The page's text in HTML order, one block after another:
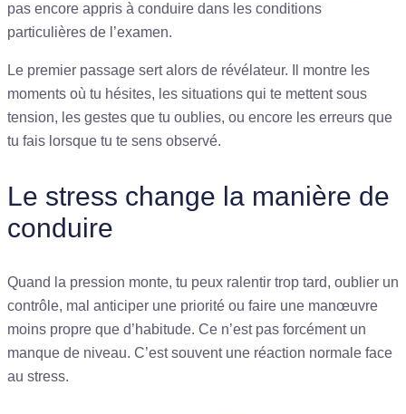
pas encore appris à conduire dans les conditions
particulières de l’examen.
Le premier passage sert alors de révélateur. Il montre les
moments où tu hésites, les situations qui te mettent sous
tension, les gestes que tu oublies, ou encore les erreurs que
tu fais lorsque tu te sens observé.
Le stress change la manière de
conduire
Quand la pression monte, tu peux ralentir trop tard, oublier un
contrôle, mal anticiper une priorité ou faire une manœuvre
moins propre que d’habitude. Ce n’est pas forcément un
manque de niveau. C’est souvent une réaction normale face
au stress.